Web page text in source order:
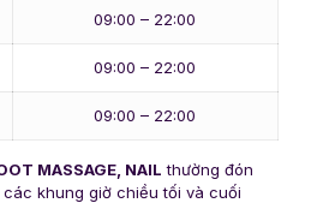
09:00 – 22:00
09:00 – 22:00
09:00 – 22:00
MASSAGE, NAIL thường đón
khung giờ chiều tối và cuối